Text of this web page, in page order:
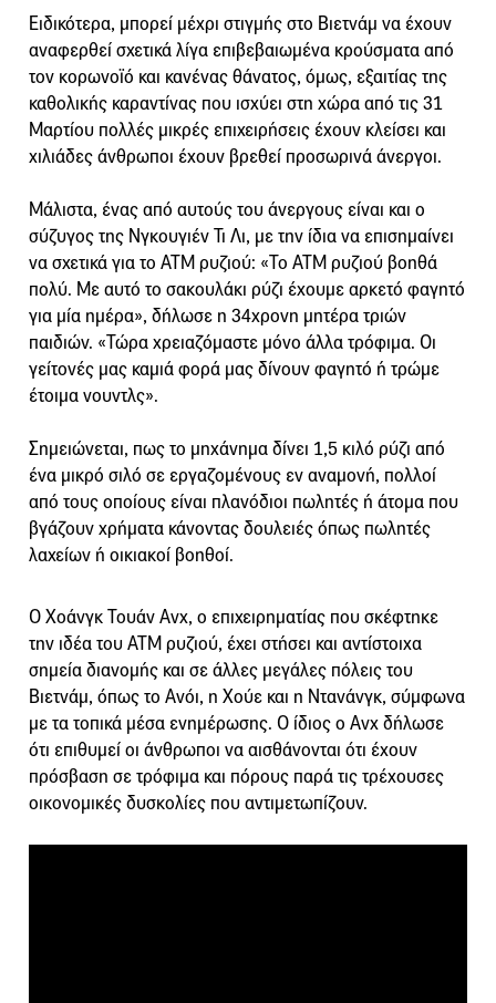
Ειδικότερα, μπορεί μέχρι στιγμής στο Βιετνάμ να έχουν
αναφερθεί σχετικά λίγα επιβεβαιωμένα κρούσματα από
τον κορωνοϊό και κανένας θάνατος, όμως, εξαιτίας της
καθολικής καραντίνας που ισχύει στη χώρα από τις 31
Μαρτίου πολλές μικρές επιχειρήσεις έχουν κλείσει και
χιλιάδες άνθρωποι έχουν βρεθεί προσωρινά άνεργοι.
Μάλιστα, ένας από αυτούς του άνεργους είναι και ο
σύζυγος της Νγκουγιέν Τι Λι, με την ίδια να επισημαίνει
να σχετικά για το ΑΤΜ ρυζιού: «Το ΑΤΜ ρυζιού βοηθά
πολύ. Με αυτό το σακουλάκι ρύζι έχουμε αρκετό φαγητό
για μία ημέρα», δήλωσε η 34χρονη μητέρα τριών
παιδιών. «Τώρα χρειαζόμαστε μόνο άλλα τρόφιμα. Οι
γείτονές μας καμιά φορά μας δίνουν φαγητό ή τρώμε
έτοιμα νουντλς».
Σημειώνεται, πως το μηχάνημα δίνει 1,5 κιλό ρύζι από
ένα μικρό σιλό σε εργαζομένους εν αναμονή, πολλοί
από τους οποίους είναι πλανόδιοι πωλητές ή άτομα που
βγάζουν χρήματα κάνοντας δουλειές όπως πωλητές
λαχείων ή οικιακοί βοηθοί.
O Χοάνγκ Τουάν Ανχ, ο επιχειρηματίας που σκέφτηκε
την ιδέα του ΑΤΜ ρυζιού, έχει στήσει και αντίστοιχα
σημεία διανομής και σε άλλες μεγάλες πόλεις του
Βιετνάμ, όπως το Ανόι, η Χούε και η Ντανάνγκ, σύμφωνα
με τα τοπικά μέσα ενημέρωσης. Ο ίδιος ο Ανχ δήλωσε
ότι επιθυμεί οι άνθρωποι να αισθάνονται ότι έχουν
πρόσβαση σε τρόφιμα και πόρους παρά τις τρέχουσες
οικονομικές δυσκολίες που αντιμετωπίζουν.